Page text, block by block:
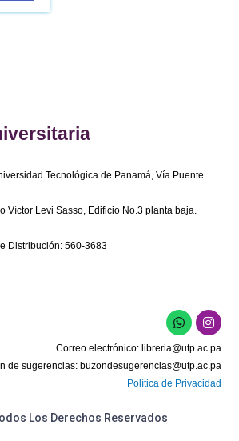
Tecnológica de Panamá, Vía Puente
Víctor Levi Sasso, Edificio No.3 planta baja.
Distribución: 560-3683
W
h
a
t
s
a
p
I
n
s
t
a
g
r
Correo electrónico: libreria@utp.ac.pa
de sugerencias: buzondesugerencias@utp.ac.pa
Política de Privacidad
Los Derechos Reservados